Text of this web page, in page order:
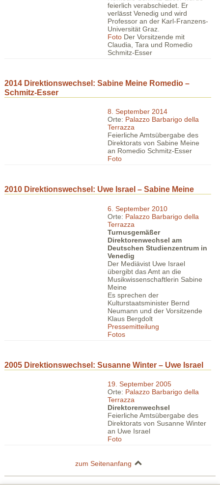
feierlich verabschiedet. Er
verlässt Venedig und wird
Professor an der Karl-Franzens-
Universität Graz.
Foto Der Vorsitzende mit
Claudia, Tara und Romedio
Schmitz-Esser
2014 Direktionswechsel: Sabine Meine Romedio –
Schmitz-Esser
8. September 2014
Orte: Palazzo Barbarigo della
Terrazza
Feierliche Amtsübergabe des
Direktorats von Sabine Meine
an Romedio Schmitz-Esser
Foto
2010 Direktionswechsel: Uwe Israel – Sabine Meine
6. September 2010
Orte: Palazzo Barbarigo della
Terrazza
Turnusgemäßer
Direktorenwechsel am
Deutschen Studienzentrum in
Venedig
Der Mediävist Uwe Israel
übergibt das Amt an die
Musikwissenschaftlerin Sabine
Meine
Es sprechen der
Kulturstaatsminister Bernd
Neumann und der Vorsitzende
Klaus Bergdolt
Pressemitteilung
Fotos
2005 Direktionswechsel: Susanne Winter – Uwe Israel
19. September 2005
Orte: Palazzo Barbarigo della
Terrazza
Direktorenwechsel
Feierliche Amtsübergabe des
Direktorats von Susanne Winter
an Uwe Israel
Foto
zum Seitenanfang